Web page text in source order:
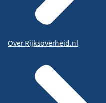
Over Rijksoverheid.nl